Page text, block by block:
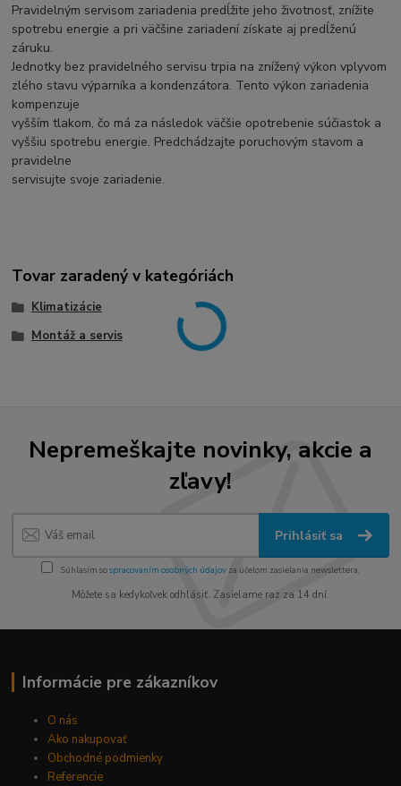
Pravidelným servisom zariadenia predĺžite jeho životnosť, znížite
spotrebu energie a pri väčšine zariadení získate aj predĺženú
záruku.
Jednotky bez pravidelného servisu trpia na znížený výkon vplyvom
zlého stavu výparníka a kondenzátora. Tento výkon zariadenia
kompenzuje
vyšším tlakom, čo má za následok väčšie opotrebenie súčiastok a
vyššiu spotrebu energie. Predchádzajte poruchovým stavom a
pravidelne
servisujte svoje zariadenie.
Tovar zaradený v kategóriách
Klimatizácie
Montáž a servis
Nepremeškajte novinky, akcie a
zľavy!
Prihlásiť sa
Súhlasím sospracovaním osobných údajov za účelom zasielania newslettera.
Môžete sa kedykoľvek odhlásiť. Zasielame raz za 14 dní.
Informácie pre zákazníkov
O nás
Ako nakupovať
Obchodné podmienky
Referencie